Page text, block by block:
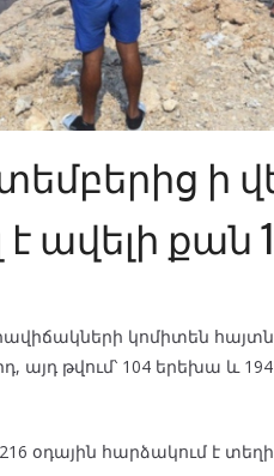
ի
ավելի քան
կոմիտեն
թվում՝ 104 երեխա և 194
օդային հարձակում է տեղի